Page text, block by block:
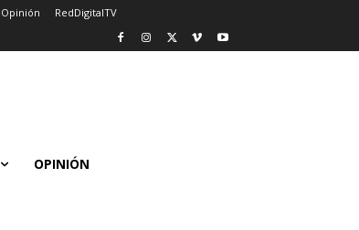
Opinión RedDigitalTV
OPINIÓN